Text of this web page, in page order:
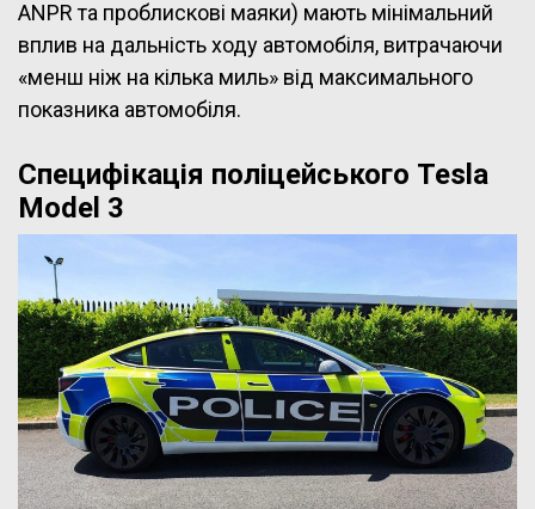
ANPR та проблискові маяки) мають мінімальний
вплив на дальність ходу автомобіля, витрачаючи
«менш ніж на кілька миль» від максимального
показника автомобіля.
Специфікація поліцейського Tesla
Model 3